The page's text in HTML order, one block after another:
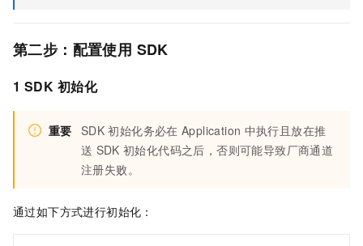
第二步：配置使用 SDK
1 SDK 初始化
重要 SDK 初始化务必在 Application 中执行且放在推
送 SDK 初始化代码之后，否则可能导致厂商通道
注册失败。
通过如下方式进行初始化：